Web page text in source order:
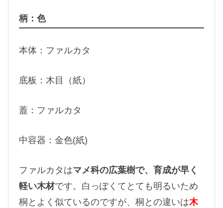
柄：色
本体：ファルカタ
底板：木目（紙）
蓋：ファルカタ
中容器：金色(紙)
ファルカタはマメ科の広葉樹で、育成が早く
軽い木材です。白っぽくてとても明るいため
桐とよく似ているのですが、桐との違いは木